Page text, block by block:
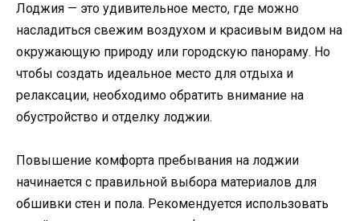
Лоджия — это удивительное место, где можно
насладиться свежим воздухом и красивым видом на
окружающую природу или городскую панораму. Но
чтобы создать идеальное место для отдыха и
релаксации, необходимо обратить внимание на
обустройство и отделку лоджии.
Повышение комфорта пребывания на лоджии
начинается с правильной выбора материалов для
обшивки стен и пола. Рекомендуется использовать